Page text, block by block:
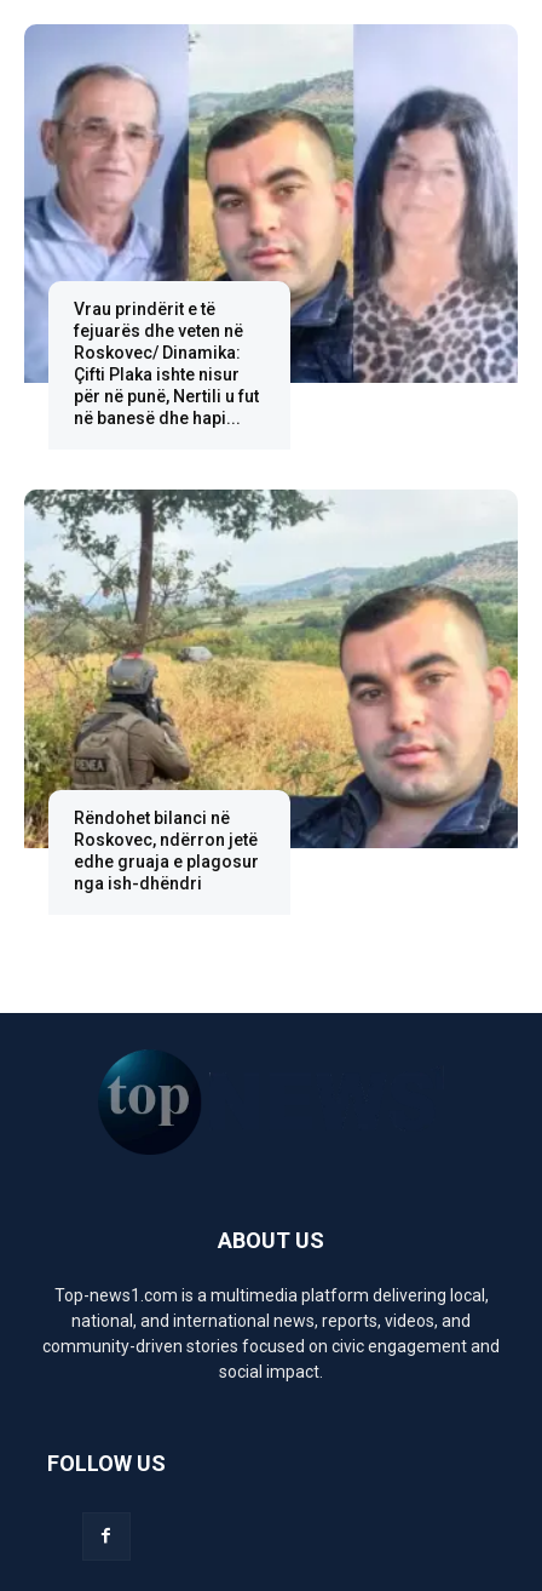
Vrau prindërit e të
fejuarës dhe veten në
Roskovec/ Dinamika:
Çifti Plaka ishte nisur
për në punë, Nertili u fut
në banesë dhe hapi...
Rëndohet bilanci në
Roskovec, ndërron jetë
edhe gruaja e plagosur
nga ish-dhëndri
ABOUT US
Top-news1.com is a multimedia platform delivering local,
national, and international news, reports, videos, and
community-driven stories focused on civic engagement and
social impact.
FOLLOW US